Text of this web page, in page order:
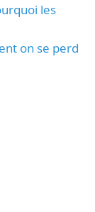
les
on se perd